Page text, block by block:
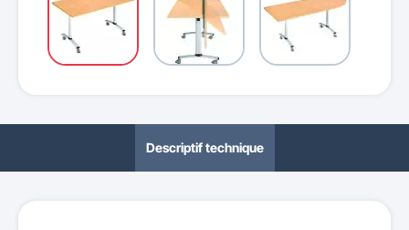
Descriptif technique